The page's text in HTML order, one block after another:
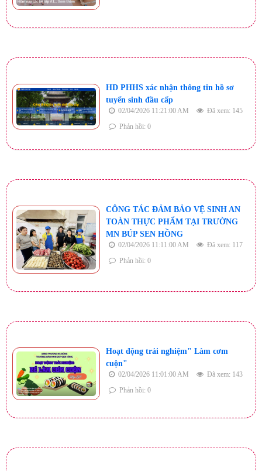
HD PHHS xác nhận thông tin hồ sơ
tuyển sinh đầu cấp
02/04/2026 11:21:00 AM
Đã xem: 145
Phản hồi: 0
CÔNG TÁC ĐẢM BẢO VỆ SINH AN
TOÀN THỰC PHẨM TẠI TRƯỜNG
MN BÚP SEN HỒNG
02/04/2026 11:11:00 AM
Đã xem: 117
Phản hồi: 0
Hoạt động trải nghiệm" Làm cơm
cuộn"
02/04/2026 11:01:00 AM
Đã xem: 143
Phản hồi: 0